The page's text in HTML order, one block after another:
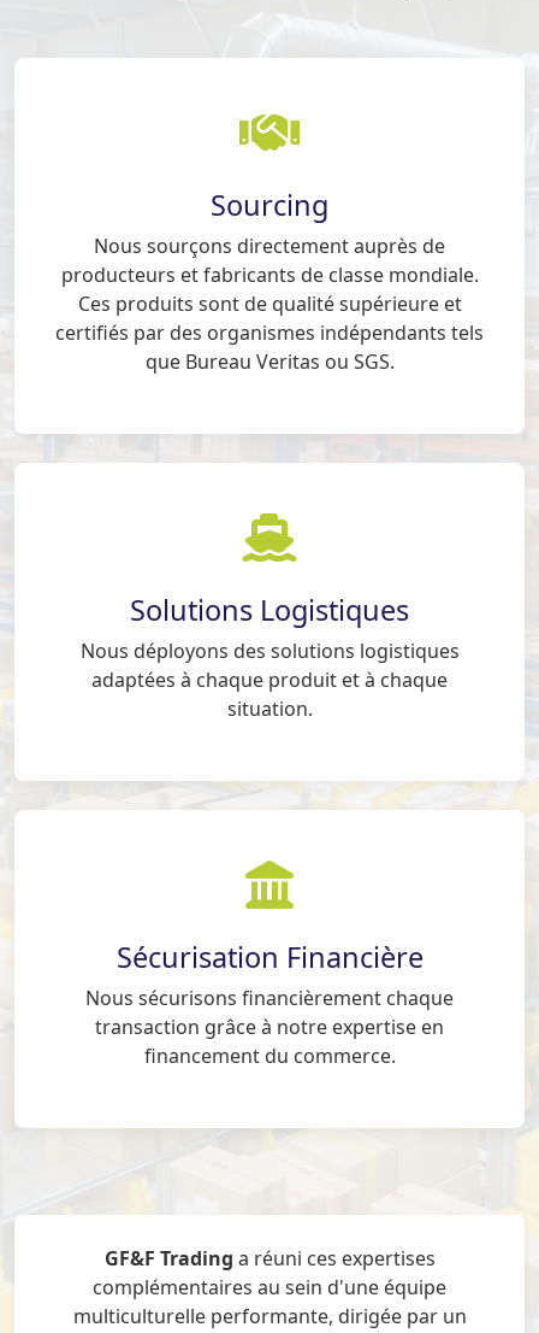
Sourcing
Nous sourçons directement auprès de
producteurs et fabricants de classe mondiale.
Ces produits sont de qualité supérieure et
certifiés par des organismes indépendants tels
que Bureau Veritas ou SGS.
Solutions Logistiques
Nous déployons des solutions logistiques
adaptées à chaque produit et à chaque
situation.
Sécurisation Financière
Nous sécurisons financièrement chaque
transaction grâce à notre expertise en
financement du commerce.
GF&F Trading a réuni ces expertises
complémentaires au sein d'une équipe
multiculturelle performante, dirigée par un